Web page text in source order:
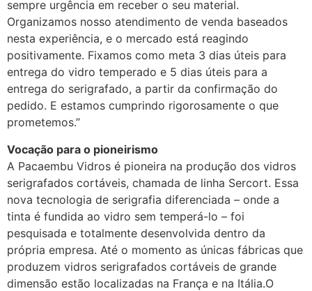
sempre urgência em receber o seu material.
Organizamos nosso atendimento de venda baseados
nesta experiência, e o mercado está reagindo
positivamente. Fixamos como meta 3 dias úteis para
entrega do vidro temperado e 5 dias úteis para a
entrega do serigrafado, a partir da confirmação do
pedido. E estamos cumprindo rigorosamente o que
prometemos.”
Vocação para o pioneirismo
A Pacaembu Vidros é pioneira na produção dos vidros
serigrafados cortáveis, chamada de linha Sercort. Essa
nova tecnologia de serigrafia diferenciada – onde a
tinta é fundida ao vidro sem temperá-lo – foi
pesquisada e totalmente desenvolvida dentro da
própria empresa. Até o momento as únicas fábricas que
produzem vidros serigrafados cortáveis de grande
dimensão estão localizadas na França e na Itália.O